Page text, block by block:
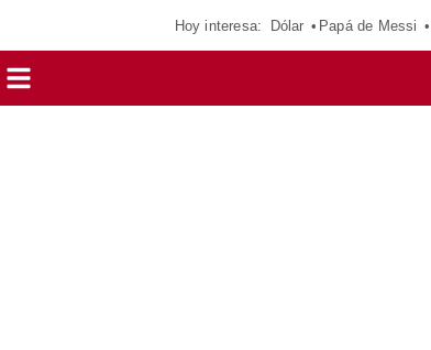
Hoy interesa: Dólar Papá de Messi